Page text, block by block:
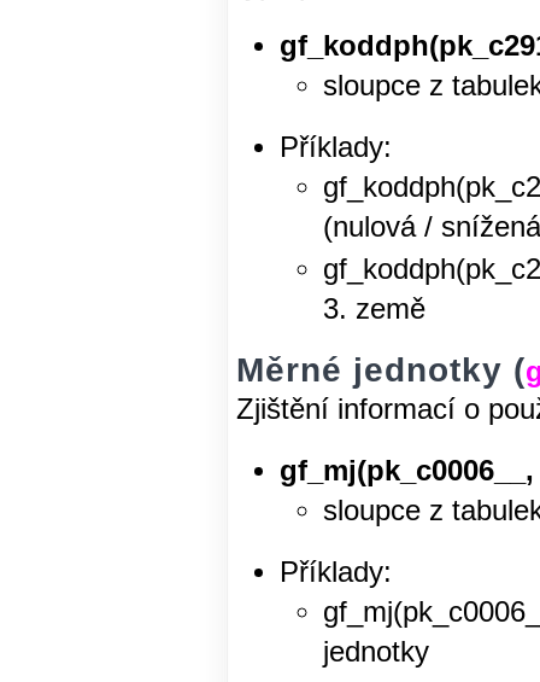
sloupce z
Příklady:
(nulová /
3. země
Měrné jednotky (
Zjištění informací o
sloupce z
Příklady:
jednotky